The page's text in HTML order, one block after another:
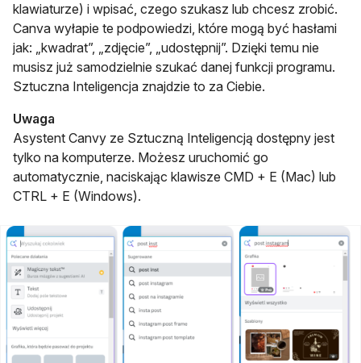
klawiaturze) i wpisać, czego szukasz lub chcesz zrobić.
Canva wyłapie te podpowiedzi, które mogą być hasłami
jak: „kwadrat”, „zdjęcie”, „udostępnij”. Dzięki temu nie
musisz już samodzielnie szukać danej funkcji programu.
Sztuczna Inteligencja znajdzie to za Ciebie.
Uwaga
Asystent Canvy ze Sztuczną Inteligencją dostępny jest
tylko na komputerze. Możesz uruchomić go
automatycznie, naciskając klawisze CMD + E (Mac) lub
CTRL + E (Windows).